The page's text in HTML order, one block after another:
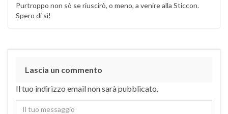
Purtroppo non sò se riuscirò, o meno, a venire alla Sticcon.
Spero di sì!
Lascia un commento
Il tuo indirizzo email non sarà pubblicato.